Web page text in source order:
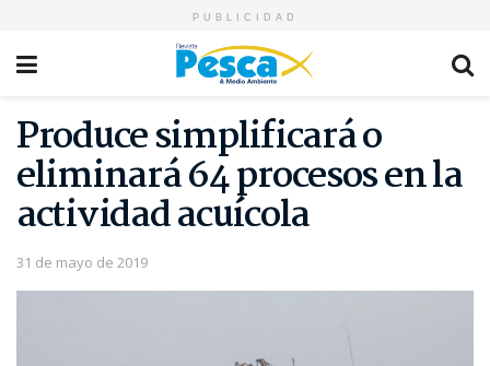
PUBLICIDAD
Produce simplificará o
eliminará 64 procesos en la
actividad acuícola
31 de mayo de 2019